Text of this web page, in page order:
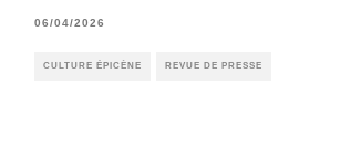
06/04/2026
CULTURE ÉPICÈNE REVUE DE PRESSE